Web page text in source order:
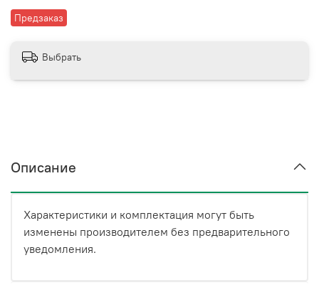
Предзаказ
Выбрать
Описание
Характеристики и комплектация могут быть
изменены производителем без предварительного
уведомления.